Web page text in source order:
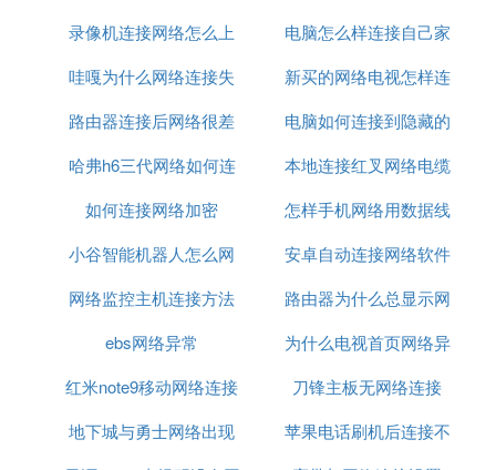
建议将手机卡
换别的手机上测试下，确认是否卡的问题
为什么手机打电话老现显示无法连接到
移动网络。
可能是你的手机支持4G网络，但是通话还是需要两g
网络来支持的。
上网的后台，就会显示无法连接移动网络。
还有一种情况就是，设置到权限问题了，禁止使用用
联网，在设置里面，打开就可以了。
oppo手机打电话无法连接到移动网络是
怎么回事
录像机连接网络怎么上
网
电脑怎么样连接自己家
的网络
哇嘎为什么网络连接失
败
新买的网络电视怎样连
接网络
路由器连接后网络很差
电脑如何连接到隐藏的
网络
哈弗h6三代网络如何连
接
本地连接红叉网络电缆
被拔出
如何连接网络加密
怎样手机网络用数据线
连接给电脑
小谷智能机器人怎么网
络连接
安卓自动连接网络软件
网络监控主机连接方法
路由器为什么总显示网
络异常
ebs网络异常
为什么电视首页网络异
常
红米note9移动网络连接
不上
刀锋主板无网络连接
地下城与勇士网络出现
苹果电话刷机后连接不